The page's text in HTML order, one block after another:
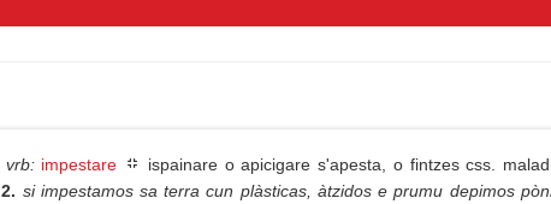
, vrb: impestare ispainare o apicigare s'apesta, o fintzes css.
2. si impestamos sa terra cun plàsticas, àtzidos e prumu depimos